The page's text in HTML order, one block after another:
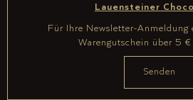
Lauensteiner
Für Ihre Newsletter-Anmeldung
Warengutschein über 5 €